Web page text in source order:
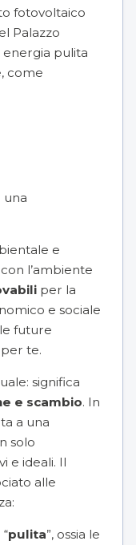
fotovoltaico
Palazzo
pulita
come
una
e
l’ambiente
per la
e sociale
future
te.
significa
e scambio. In
a una
solo
e ideali. Il
alle
pulita”, ossia le